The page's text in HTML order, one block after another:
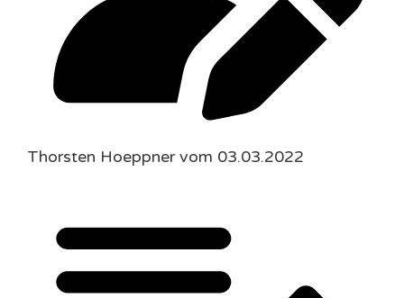
Thorsten Hoeppner vom 03.03.2022